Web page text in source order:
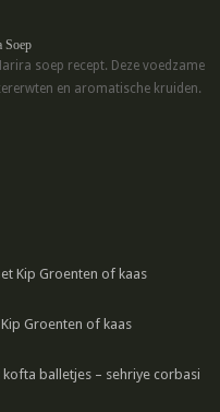
Soep
soep recept. Deze voedzame
en aromatische kruiden.
Kip Groenten of kaas
Groenten of kaas
balletjes – sehriye corbasi